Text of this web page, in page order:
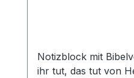
Notizblock mit
ihr tut, das tut von